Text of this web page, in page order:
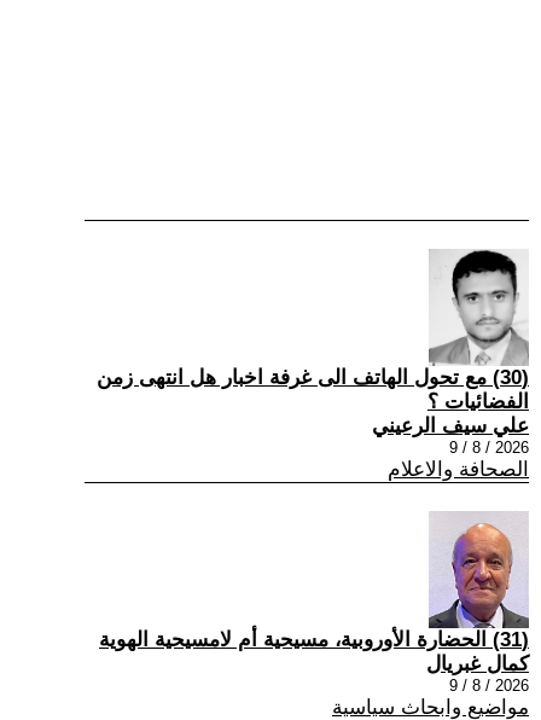
(30) مع تحول الهاتف الى غرفة اخبار هل انتهى زمن
الفضائيات ؟
علي سيف الرعيني
2026 / 8 / 9
الصحافة والاعلام
(31) الحضارة الأوروبية، مسيحية أم لامسيحية الهوية
كمال غبريال
2026 / 8 / 9
مواضيع وابحاث سياسية